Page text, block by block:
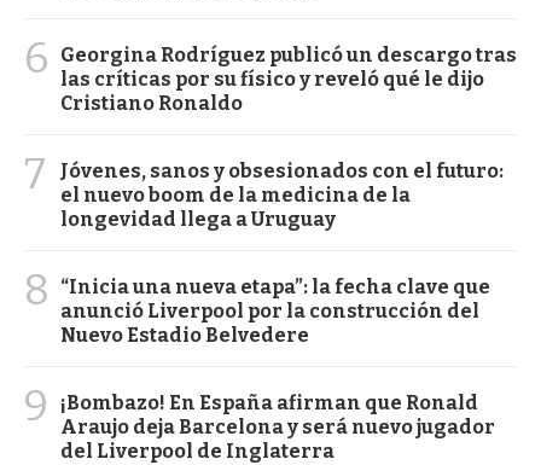
6
Georgina Rodríguez publicó un descargo tras
las críticas por su físico y reveló qué le dijo
Cristiano Ronaldo
7
Jóvenes, sanos y obsesionados con el futuro:
el nuevo boom de la medicina de la
longevidad llega a Uruguay
8
“Inicia una nueva etapa”: la fecha clave que
anunció Liverpool por la construcción del
Nuevo Estadio Belvedere
9
¡Bombazo! En España afirman que Ronald
Araujo deja Barcelona y será nuevo jugador
del Liverpool de Inglaterra